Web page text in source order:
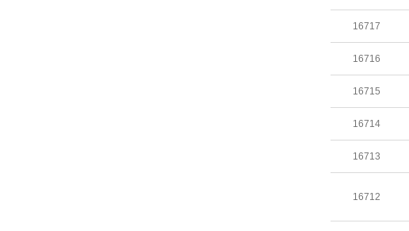
16717
16716
16715
16714
16713
16712